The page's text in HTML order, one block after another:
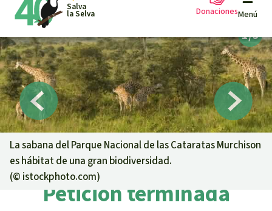
Salva
la Selva Menú
Peticiones
Proyectos
Informaciones
Informaciones
Éxitos y Noticias
Temas
Salva la Selva
Donaciones
Tu donación ayuda
Donación general
Urgen donaciones
Certificados de donación
Preguntas y Respuestas
La sabana del Parque Nacional de las Cataratas Murchison
es hábitat de una gran biodiversidad.
(© istockphoto.com)
Petición terminada